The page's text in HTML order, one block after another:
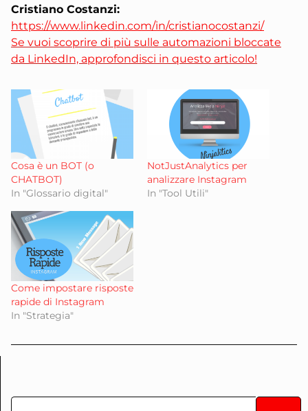
Cristiano Costanzi:
https://www.linkedin.com/in/cristianocostanzi/
Se vuoi scoprire di più sulle automazioni bloccate
da LinkedIn, approfondisci in questo articolo!
Cosa è un BOT (o
CHATBOT)
In "Glossario digital"
NotJustAnalytics per
analizzare Instagram
In "Tool Utili"
Come impostare risposte
rapide di Instagram
In "Strategia"